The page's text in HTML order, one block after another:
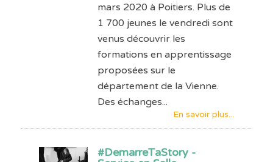
mars 2020 à Poitiers. Plus de
1 700 jeunes le vendredi sont
venus découvrir les
formations en apprentissage
proposées sur le
département de la Vienne.
Des échanges...
En savoir plus...
#DemarreTaStory -